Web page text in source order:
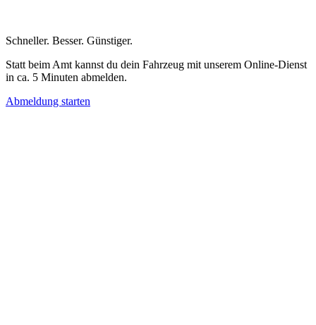
Schneller. Besser. Günstiger.
Statt beim Amt kannst du dein Fahrzeug mit unserem Online-Dienst
in ca. 5 Minuten abmelden.
Abmeldung starten